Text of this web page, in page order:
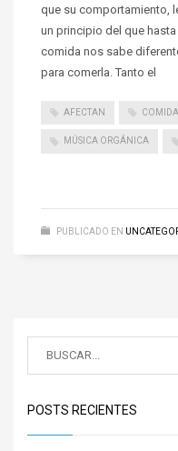
que su comportamiento,
un principio del que
comida nos sabe
para comerla. Tanto el
AFECTAN COMIDA
MÚSICA ORGÁNICA
PUBLICADO EN
POSTS RECIENTES